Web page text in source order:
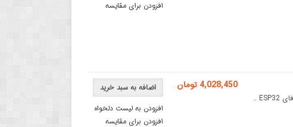
افزودن برای مقایسه
اضافه به سبد خرید
افزودن به لیست دلخواه
افزودن برای مقایسه
4,028,450 تومان